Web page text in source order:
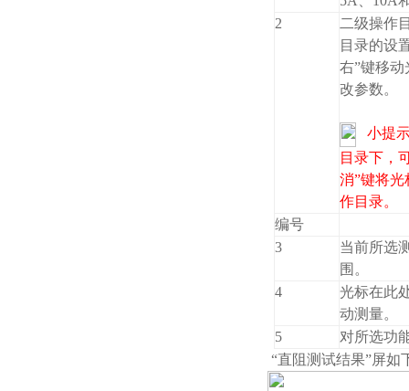
2
二级操作
目录的设
右”键移动
改参数。
小提
目录下，
消”键将
作目录。
编号
3
当前所选
围。
4
光标在此
动测量。
5
对所选功
“直阻测试结果”屏如